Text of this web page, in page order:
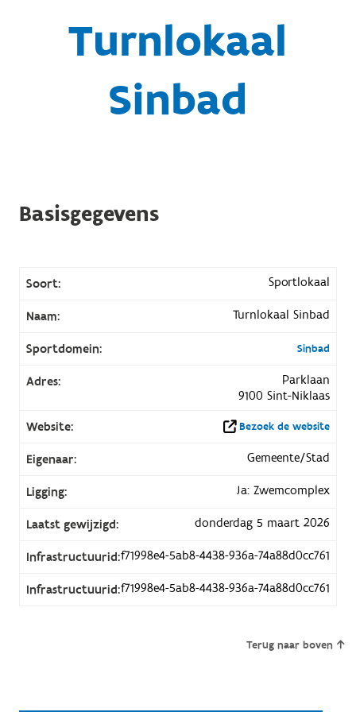
Turnlokaal
Sinbad
Basisgegevens
Soort: Sportlokaal
Naam: Turnlokaal Sinbad
Sportdomein: Sinbad
Adres:
Parklaan
9100 Sint-Niklaas
Website:
Bezoek de website
Eigenaar: Gemeente/Stad
Ligging: Ja: Zwemcomplex
Laatst gewijzigd: donderdag 5 maart 2026
Infrastructuurid:f71998e4-5ab8-4438-936a-74a88d0cc761
Infrastructuurid:f71998e4-5ab8-4438-936a-74a88d0cc761
Terug naar boven